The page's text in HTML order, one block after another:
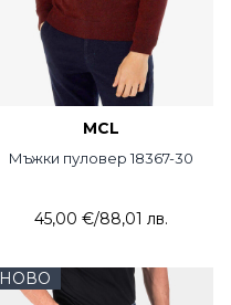
MCL
Мъжки пуловер 18367-30
45,00 €/88,01 лв.
НОВО